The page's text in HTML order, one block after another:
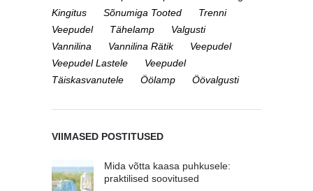
Kingitus
Sõnumiga Tooted
Trenni
Veepudel
Tähelamp
Valgusti
Vannilina
Vannilina Rätik
Veepudel
Veepudel Lastele
Veepudel
Täiskasvanutele
Öölamp Öövalgusti
VIIMASED POSTITUSED
Mida võtta kaasa puhkusele:
praktilised soovitused